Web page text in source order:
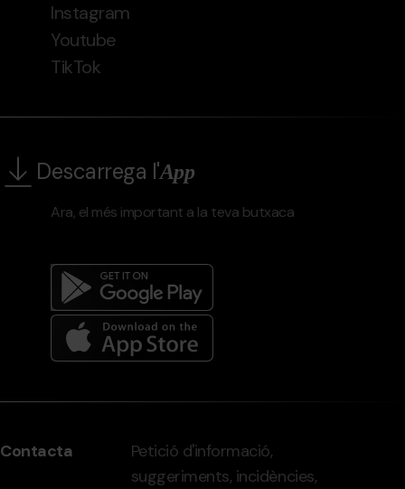
Instagram
Youtube
TikTok
Descarrega l'App
Ara, el més important a la teva butxaca
del
-
Contacta
Petició d'informació,
suggeriments, incidències,